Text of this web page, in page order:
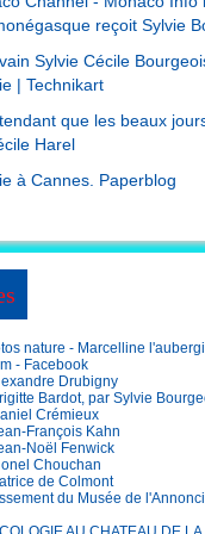
reçoit Sylvie
Sylvie Cécile
| Technikart
que les beaux
Harel
à Cannes. Paperblog
nature - Marcelline
- Facebook
Drubigny
Bardot, par Sylvie
Crémieux
François Kahn
Noël Fenwick
Chouchan
de Colmont
du Musée de